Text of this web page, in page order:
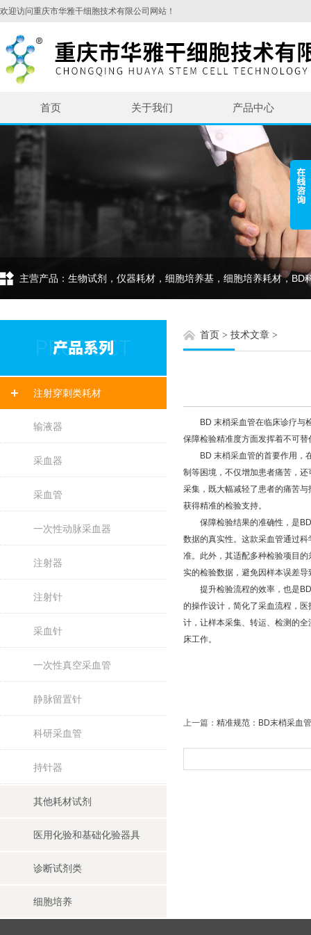
欢迎访问重庆市华雅干细胞技术有限公司网站！
首页 关于我们 产品中心
主营产品：生物试剂，仪器耗材，细胞培养基，细胞培养耗材，BD
注射穿刺类耗材
输液器
采血器
采血管
一次性动脉采血器
注射器
注射针
采血针
一次性真空采血管
静脉留置针
科研采血管
持针器
其他耗材试剂
医用化验和基础化验器具
诊断试剂类
细胞培养
首页 > 技术文章 >
BD 末梢采血管在临床诊疗与检
保障检验精准度方面发挥着不可
BD 末梢采血管的首要作用，
制等困境，不仅增加患者痛苦，
采集，既大幅减轻了患者的痛苦
获得精准的检验支持。
保障检验结果的准确性，是BD
数据的真实性。这款采血管通过
准。此外，其适配多种检验项目
实的检验数据，避免因样本误差导
提升检验流程的效率，也是BD
的操作设计，简化了采血流程，
计，让样本采集、转运、检测的
床工作。
上一篇： 精准规范：BD末梢采血